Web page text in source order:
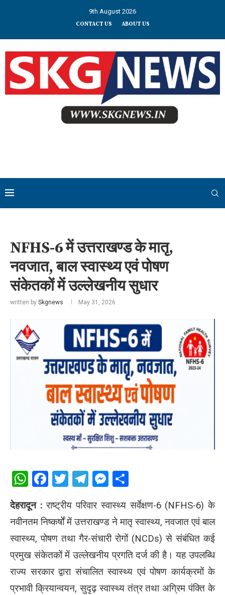
9th August 2026
CONTACT US ABOUT US
NFHS-6 में उत्तराखण्ड के मातृ,
नवजात, बाल स्वास्थ्य एवं पोषण
संकेतकों में उल्लेखनीय सुधार
written by Skgnews May 31, 2026
WhatsApp
Facebook
Twitter
Telegram
Messenger
देहरादून : राष्ट्रीय परिवार स्वास्थ्य सर्वेक्षण-6 (NFHS-6) के
नवीनतम निष्कर्षों में उत्तराखण्ड ने मातृ स्वास्थ्य, नवजात एवं बाल
स्वास्थ्य, पोषण तथा गैर-संचारी रोगों (NCDs) से संबंधित कई
प्रमुख संकेतकों में उल्लेखनीय प्रगति दर्ज की है। यह उपलब्धि
राज्य सरकार द्वारा संचालित स्वास्थ्य एवं पोषण कार्यक्रमों के
प्रभावी क्रियान्वयन, सुदृढ़ स्वास्थ्य तंत्र तथा अग्रिम पंक्ति के